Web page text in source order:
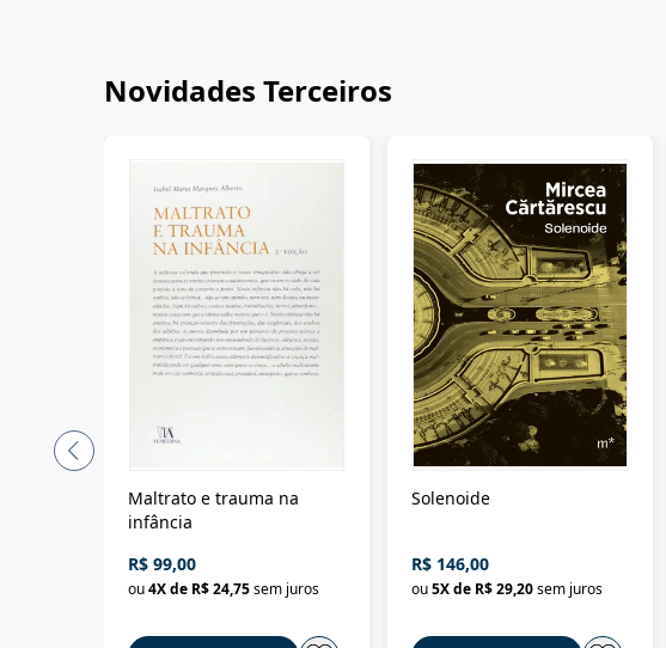
Novidades Terceiros
Maltrato e trauma na
infância
R$ 99,00
ou4X de R$ 24,75sem juros
Solenoide
R$ 146,00
ou5X de R$ 29,20sem juros